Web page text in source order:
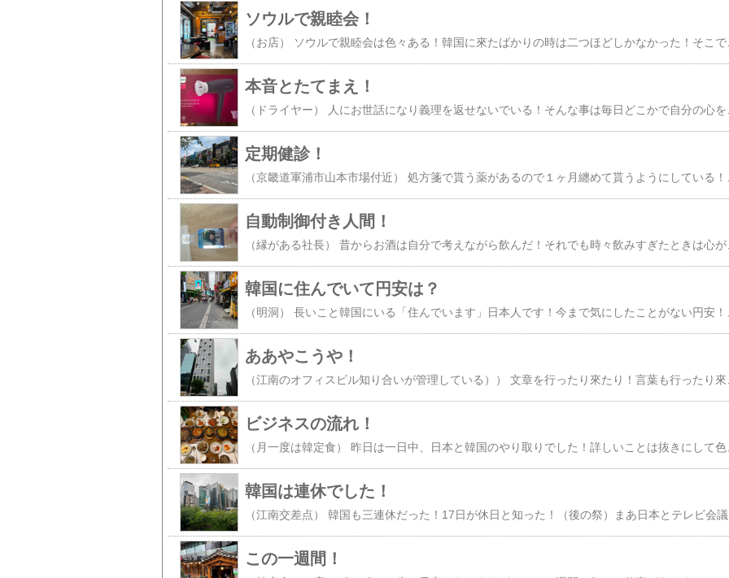
ソウルで親睦会！
（お店） ソウルで親睦会は色々ある！韓国に來たばかりの時は二つほどしかなかった！そこでその両方は20年以上参加している！そこから色々会も増え同年齢の会などが増え今では数えきれないくらいの集まりがある！私も県人会を始めたので毎月欠かさず今日まで開催してきた！色々問題もありこのごろは10人くらいにまとまりうまく開催できていると思います！ この数年は4号線と7号腺の交わる梨水（または総神大駅）駅近辺でみせを変えて行っている！そこに何年ぶりの某さんの息子さんが参加した！勿論親子で参加してくれた！5才くらいで合ってからお父
本音とたてまえ！
定期健診！
自動制御付き人間！
（縁がある社長） 昔からお酒は自分で考えながら飲んだ！それでも時々飲みすぎたときは心が荒れたとき！飲むのはウイスキーです！普通の場合計算して飲んでたようです！このごろはなんでも付き合うのです!（焼酎でもビールでも）そのせいではないでしょうが数年前からあまり飲めないようになりました！体が拒否する！もう少しと思ってもそれ以上飲めない！まだ飲めるかもしてないが頭が痛くなりそうで！その上食物も入らなくなり最後のカラオケで唄うだけ！仕事の件もこれ以上はしては駄目とどこかかから止めがはいる！（天の声）それでは儲からないではないかと思うのですが何かが邪魔をする！私にはそんな人生が続いている！私の仕事には定年がなく逆に年齢が行くほ
韓国に住んでいて円安は？
ああやこうや！
ビジネスの流れ！
（月一度は韓定食） 昨日は一日中、日本と韓国のやり取りでした！詳しいことは抜きにして色々宿題はあります！中間で役割を果たさないと行けません！実はそれが私の一番苦手なことです！ それを言われた通りまじめに行うようにしました！過去は多分しなかったでしょう！面倒になるといつも匙を投げていました！それはそれで良かったのですが！○○事務所がピンチになるかも知れない！結局まだ働きたい自分を思うと！自分からもう少し近付いて関係しなければな
韓国は連休でした！
この一週間！